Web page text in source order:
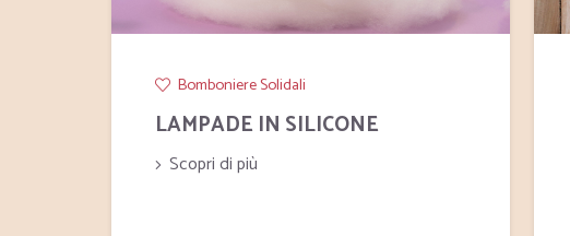
Bomboniere Solidali
LAMPADE IN SILICONE
Scopri di più